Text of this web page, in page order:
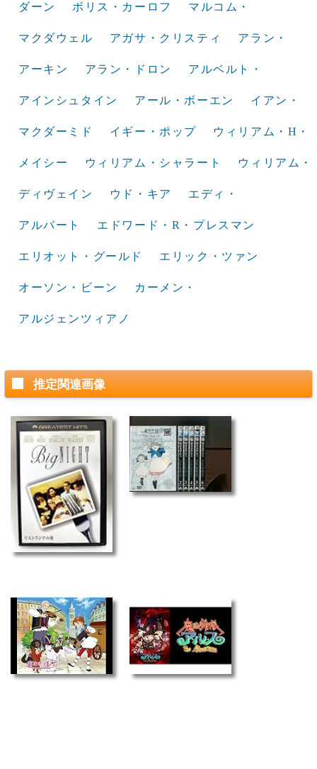
ダーン ボリス・カーロフ マルコム・
マクダウェル アガサ・クリスティ アラン・
アーキン アラン・ドロン アルベルト・
アインシュタイン アール・ボーエン イアン・
マクダーミド イギー・ポップ ウィリアム・H・
メイシー ウィリアム・シャラート ウィリアム・
ディヴェイン ウド・キア エディ・
アルバート エドワード・R・プレスマン
エリオット・グールド エリック・ツァン
オーソン・ビーン カーメン・
アルジェンツィアノ
推定関連画像